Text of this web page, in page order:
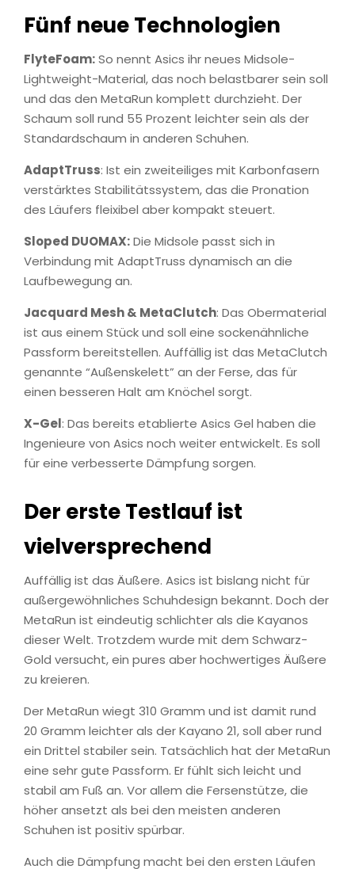
Fünf neue Technologien
FlyteFoam:So nennt Asics ihr neues Midsole-
Lightweight-Material, das noch belastbarer sein soll
und das den MetaRun komplett durchzieht. Der
Schaum soll rund 55 Prozent leichter sein als der
Standardschaum in anderen Schuhen.
AdaptTruss: Ist ein zweiteiliges mit Karbonfasern
verstärktes Stabilitätssystem, das die Pronation
des Läufers fleixibel aber kompakt steuert.
Sloped DUOMAX:Die Midsole passt sich in
Verbindung mit AdaptTruss dynamisch an die
Laufbewegung an.
Jacquard Mesh & MetaClutch: Das Obermaterial
ist aus einem Stück und soll eine sockenähnliche
Passform bereitstellen. Auffällig ist das MetaClutch
genannte “Außenskelett” an der Ferse, das für
einen besseren Halt am Knöchel sorgt.
X-Gel: Das bereits etablierte Asics Gel haben die
Ingenieure von Asics noch weiter entwickelt. Es soll
für eine verbesserte Dämpfung sorgen.
Der erste Testlauf ist
vielversprechend
Auffällig ist das Äußere. Asics ist bislang nicht für
außergewöhnliches Schuhdesign bekannt. Doch der
MetaRun ist eindeutig schlichter als die Kayanos
dieser Welt. Trotzdem wurde mit dem Schwarz-
Gold versucht, ein pures aber hochwertiges Äußere
zu kreieren.
Der MetaRun wiegt 310 Gramm und ist damit rund
20 Gramm leichter als der Kayano 21, soll aber rund
ein Drittel stabiler sein. Tatsächlich hat der MetaRun
eine sehr gute Passform. Er fühlt sich leicht und
stabil am Fuß an. Vor allem die Fersenstütze, die
höher ansetzt als bei den meisten anderen
Schuhen ist positiv spürbar.
Auch die Dämpfung macht bei den ersten Läufen